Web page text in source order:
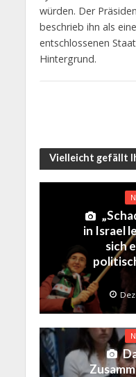
würden. Der
beschrieb ihn als
entschlossenen
Hintergrund.
Vielleicht gefällt
in Israel
sich